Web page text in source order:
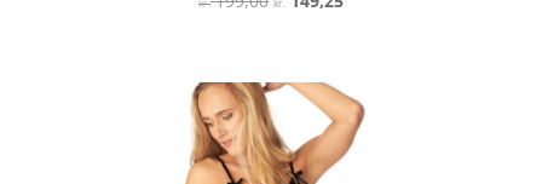
kr.
var:
kr. 199,00.
kr.
kr. 149,25.